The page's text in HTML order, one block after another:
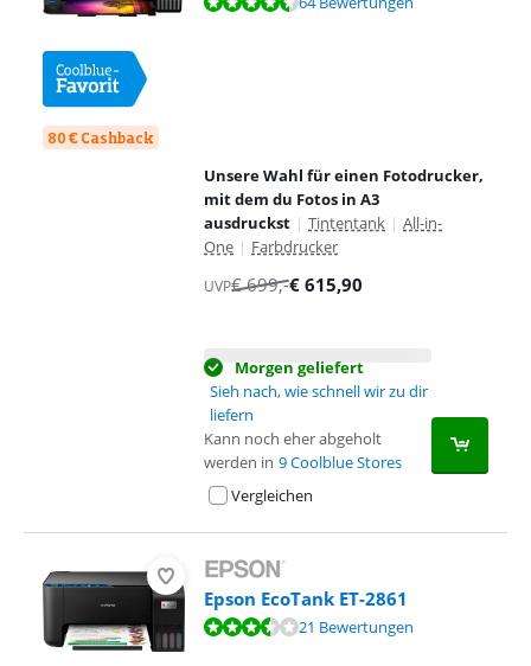
80 € Cashback
Unsere Wahl für einen Fotodrucker,
mit dem du Fotos in A3
ausdruckst | Tintentank | All-in-
One | Farbdrucker
UVP€699,-€ 615,90
Morgen geliefert
Sieh nach, wie schnell wir zu dir
liefern
Kann noch eher abgeholt
werden in 9 Coolblue Stores
Vergleichen
Epson EcoTank ET-2861
Bewertet mit 7,3 von 10, basierend auf 21 Bewertungen.
21 Bewertungen